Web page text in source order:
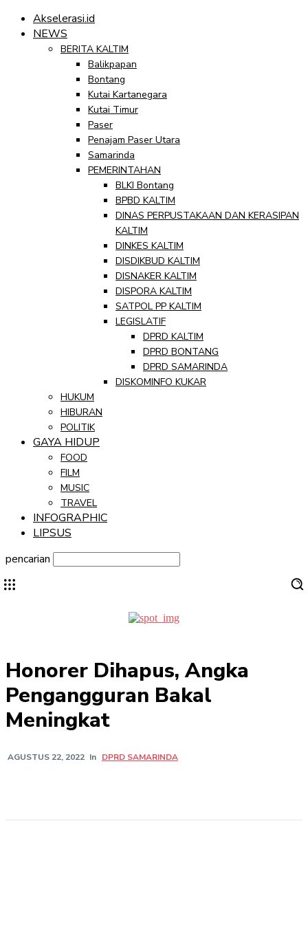
Akselerasi.id
NEWS
BERITA KALTIM
Balikpapan
Bontang
Kutai Kartanegara
Kutai Timur
Paser
Penajam Paser Utara
Samarinda
PEMERINTAHAN
BLKI Bontang
BPBD KALTIM
DINAS PERPUSTAKAAN DAN KERASIPAN
KALTIM
DINKES KALTIM
DISDIKBUD KALTIM
DISNAKER KALTIM
DISPORA KALTIM
SATPOL PP KALTIM
LEGISLATIF
DPRD KALTIM
DPRD BONTANG
DPRD SAMARINDA
DISKOMINFO KUKAR
HUKUM
HIBURAN
POLITIK
GAYA HIDUP
FOOD
FILM
MUSIC
TRAVEL
INFOGRAPHIC
LIPSUS
pencarian
Honorer Dihapus, Angka
Pengangguran Bakal
Meningkat
AGUSTUS 22, 2022 In DPRD SAMARINDA